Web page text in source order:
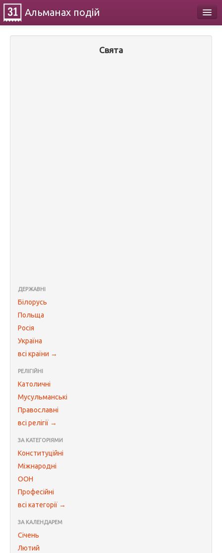
Альманах подій
Свята
ДЕРЖАВНІ
Білорусь
Польща
Росія
Україна
всі країни →
РЕЛІГІЙНІ
Католичні
Мусульманські
Православні
всі релігії →
ЗА КАТЕГОРІЯМИ
Конституційні
Міжнародні
ООН
Професійні
всі категорії →
ЗА КАЛЕНДАРЕМ
Січень
Лютий